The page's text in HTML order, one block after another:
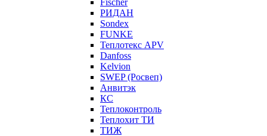
Fischer
РИДАН
Sondex
FUNKE
Теплотекс APV
Danfoss
Kelvion
SWEP (Росвеп)
Анвитэк
КС
Теплоконтроль
Теплохит ТИ
ТИЖ